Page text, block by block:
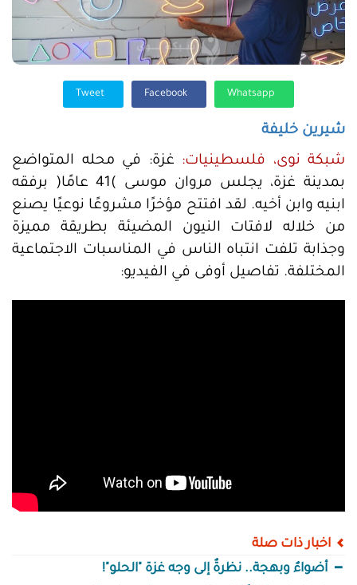
شيرين خليفة
شبكة نوى، فلسطينيات: غزة: في محله المتواضع
بمدينة غزة، يجلس مروان موسى )41 عامًا( برفقه
ابنيه وابن أخيه. لقد افتتح مؤخرًا مشروعًا نوعيًا يصنع
من خلاله لافتات النيون المضيئة بطريقة مميزة
وجذابة تلفت انتباه الناس في المناسبات الاجتماعية
المختلفة. تفاصيل أوفى في الفيديو:
اخبار ذات صلة
أضواءٌ وبهجة.. نظرةٌ إلى وجه غزة "الحلو"!